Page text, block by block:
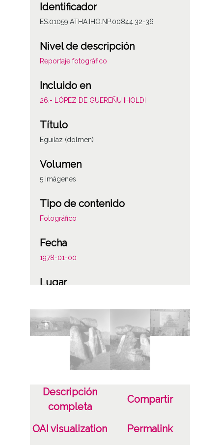
Identificador
ES.01059.ATHA.IHO.NP.00844.32-36
Nivel de descripción
Reportaje fotográfico
Incluido en
26.- LÓPEZ DE GUEREÑU IHOLDI
Título
Eguilaz (dolmen)
Volumen
5 imágenes
Tipo de contenido
Fotográfico
Fecha
1978-01-00
Lugar
Notas
Número carpetilla original: 844
Licencia de las imágenes
Descripción
completa
Compartir
OAI visualization Permalink